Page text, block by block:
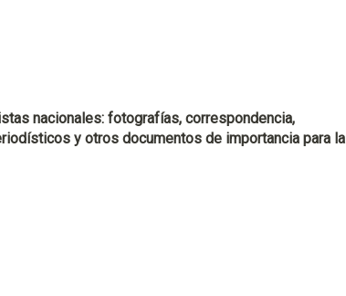
nacionales: fotografías, correspondencia,
y otros documentos de importancia para la